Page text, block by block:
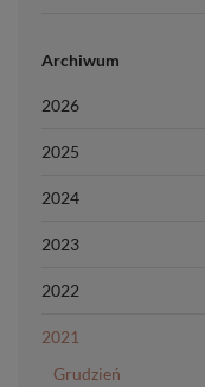
Archiwum
2026
2025
2024
2023
2022
2021
Grudzień